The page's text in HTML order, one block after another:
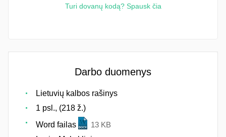
Turi dovanų kodą? Spausk čia
Darbo duomenys
Lietuvių kalbos rašinys
1 psl., (218 ž.)
Word failas
13 KB